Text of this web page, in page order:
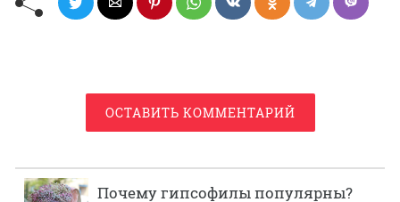
ОСТАВИТЬ КОММЕНТАРИЙ
Почему гипсофилы популярны?